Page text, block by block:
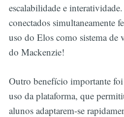
escalabilidade e
conectados simultaneamente
uso do Elos como sistema de
do Mackenzie!
Outro benefício importante foi
uso da plataforma, que
alunos adaptarem-se